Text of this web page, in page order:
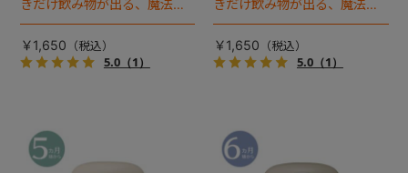
きだけ飲み物が出る、魔法の
コップでコップ飲みにチャレ
ンジ！
￥1,650
5.0（1）
きだけ飲み物が出る、魔法の
コップでコップ飲みにチャレ
ンジ！
￥1,650
5.0（1）